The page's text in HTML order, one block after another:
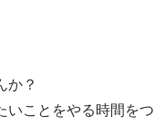
か？
いことをやる時間をつ